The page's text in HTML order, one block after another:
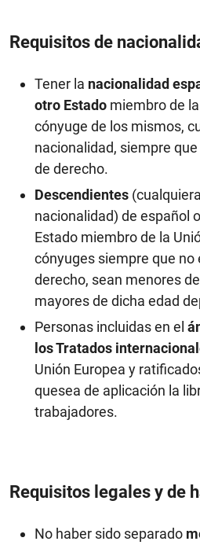
Requisitos de
Tener la nacionalidad
otro Estado miembro de
cónyuge de los mismos,
nacionalidad, siempre
de derecho.
Descendientes
nacionalidad) de español
Estado miembro de la
cónyuges siempre que no
derecho, sean menores
mayores de dicha edad
Personas incluidas en el
los Tratados
Unión Europea y
quesea de aplicación la
trabajadores.
Requisitos legales y de
No haber sido separado